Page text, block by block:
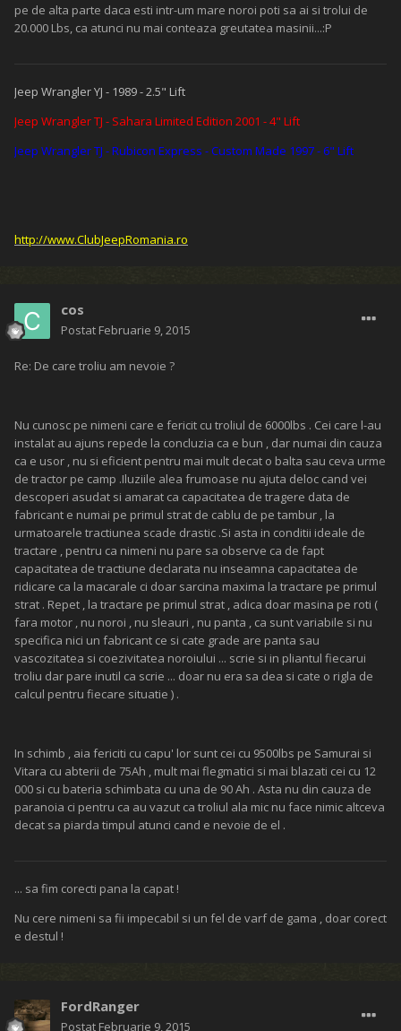
pe de alta parte daca esti intr-um mare noroi poti sa ai si trolui de
20.000 Lbs, ca atunci nu mai conteaza greutatea masinii...:P
Jeep Wrangler YJ - 1989 - 2.5" Lift
Jeep Wrangler TJ - Sahara Limited Edition 2001 - 4" Lift
Jeep Wrangler TJ - Rubicon Express - Custom Made 1997 - 6" Lift
http://www.ClubJeepRomania.ro
cos
Postat Februarie 9, 2015
Re: De care troliu am nevoie ?
Nu cunosc pe nimeni care e fericit cu troliul de 6000lbs . Cei care l-au
instalat au ajuns repede la concluzia ca e bun , dar numai din cauza
ca e usor , nu si eficient pentru mai mult decat o balta sau ceva urme
de tractor pe camp .Iluziile alea frumoase nu ajuta deloc cand vei
descoperi asudat si amarat ca capacitatea de tragere data de
fabricant e numai pe primul strat de cablu de pe tambur , la
urmatoarele tractiunea scade drastic .Si asta in conditii ideale de
tractare , pentru ca nimeni nu pare sa observe ca de fapt
capacitatea de tractiune declarata nu inseamna capacitatea de
ridicare ca la macarale ci doar sarcina maxima la tractare pe primul
strat . Repet , la tractare pe primul strat , adica doar masina pe roti (
fara motor , nu noroi , nu sleauri , nu panta , ca sunt variabile si nu
specifica nici un fabricant ce si cate grade are panta sau
vascozitatea si coezivitatea noroiului ... scrie si in pliantul fiecarui
troliu dar pare inutil ca scrie ... doar nu era sa dea si cate o rigla de
calcul pentru fiecare situatie ) .
In schimb , aia fericiti cu capu' lor sunt cei cu 9500lbs pe Samurai si
Vitara cu abterii de 75Ah , mult mai flegmatici si mai blazati cei cu 12
000 si cu bateria schimbata cu una de 90 Ah . Asta nu din cauza de
paranoia ci pentru ca au vazut ca troliul ala mic nu face nimic altceva
decat sa piarda timpul atunci cand e nevoie de el .
... sa fim corecti pana la capat !
Nu cere nimeni sa fii impecabil si un fel de varf de gama , doar corect
e destul !
FordRanger
Postat Februarie 9, 2015